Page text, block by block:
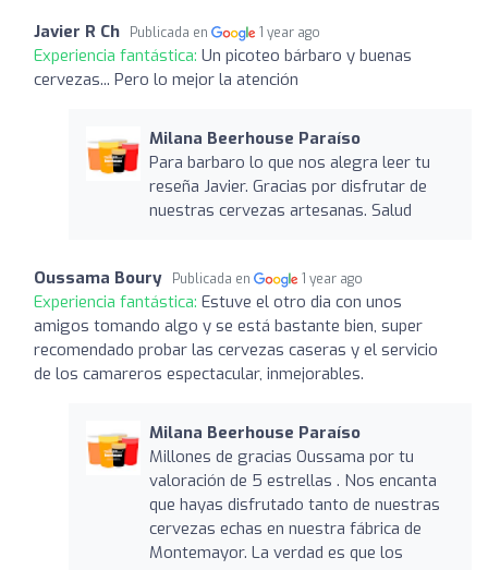
Javier R Ch Publicada en 1 year ago
Experiencia fantástica: Un picoteo bárbaro y buenas
cervezas... Pero lo mejor la atención
Milana Beerhouse Paraíso
Para barbaro lo que nos alegra leer tu
reseña Javier. Gracias por disfrutar de
nuestras cervezas artesanas. Salud
Oussama Boury Publicada en 1 year ago
Experiencia fantástica: Estuve el otro dia con unos
amigos tomando algo y se está bastante bien, super
recomendado probar las cervezas caseras y el servicio
de los camareros espectacular, inmejorables.
Milana Beerhouse Paraíso
Millones de gracias Oussama por tu
valoración de 5 estrellas . Nos encanta
que hayas disfrutado tanto de nuestras
cervezas echas en nuestra fábrica de
Montemayor. La verdad es que los